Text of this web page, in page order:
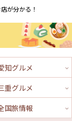
が分かる！
知グルメ
重グルメ
国旅情報